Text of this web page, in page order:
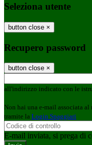
Seleziona utente
button close ×
Recupero password
button close ×
all'indirizzo indicato con le
Non hai una e-mail associata
tramite la Login Spaggiari
E-mail inviata, si prega di